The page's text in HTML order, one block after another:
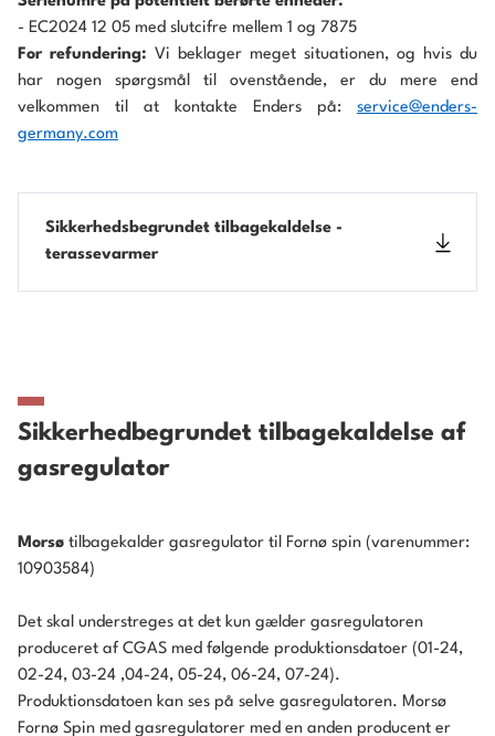
- EC2024 12 05 med slutcifre mellem 1 og 7875
For refundering: Vi beklager meget situationen, og hvis du
har nogen spørgsmål til ovenstående, er du mere end
velkommen til at kontakte Enders på: service@enders-
germany.com
Sikkerhedsbegrundet tilbagekaldelse -
terassevarmer
Sikkerhedbegrundet tilbagekaldelse af
gasregulator
Morsø tilbagekalder gasregulator til Fornø spin (varenummer:
10903584)
Det skal understreges at det kun gælder gasregulatoren
produceret af CGAS med følgende produktionsdatoer (01-24,
02-24, 03-24 ,04-24, 05-24, 06-24, 07-24).
Produktionsdatoen kan ses på selve gasregulatoren. Morsø
Fornø Spin med gasregulatorer med en anden producent er